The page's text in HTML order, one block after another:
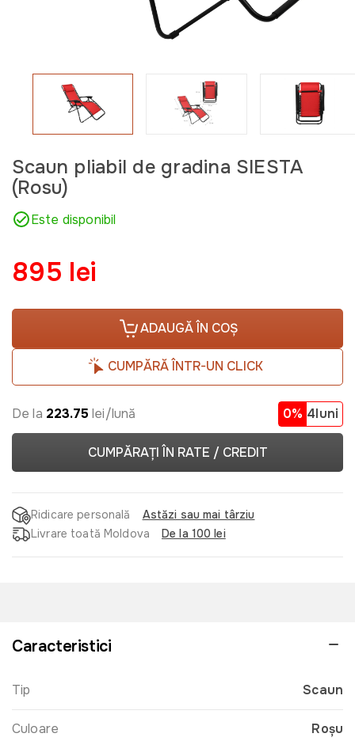
Scaun pliabil de gradina SIESTA
(Rosu)
Este disponibil
895 lei
ADAUGĂ ÎN COȘ
CUMPĂRĂ ÎNTR-UN CLICK
De la 223.75 lei/lună 0% 4luni
CUMPĂRAȚI ÎN RATE / CREDIT
Ridicare personală
Astăzi sau mai târziu
Livrare toată Moldova
De la 100 lei
Caracteristici
Tip Scaun
Culoare Roșu